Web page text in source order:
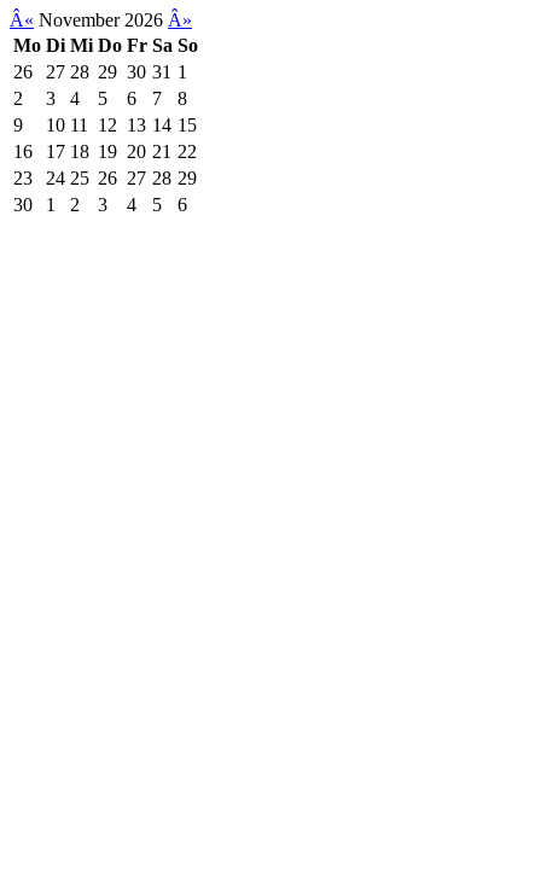
Â« November 2026 Â»
Mo Di Mi Do Fr Sa So
26
27 28 29 30 31 1
2
3 4 5 6 7
8
9
10 11 12 13 14 15
16
17 18 19 20 21 22
23
24 25 26 27 28 29
30
1 2 3 4 5 6